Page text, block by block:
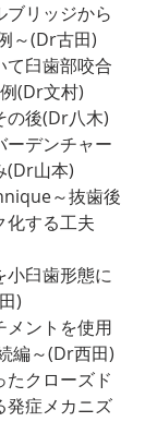
ブリッジから
～(Dr古田)
て臼歯部咬合
(Dr文村)
の後(Dr八木)
ーデンチャー
(Dr山本)
～抜歯後
化する工夫
小臼歯形態に
)
メントを使用
編～(Dr西田)
たクローズド
発症メカニズ